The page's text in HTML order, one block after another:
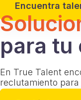
Encuentra
para tu
En True Talent
reclutamiento
tecnológico y